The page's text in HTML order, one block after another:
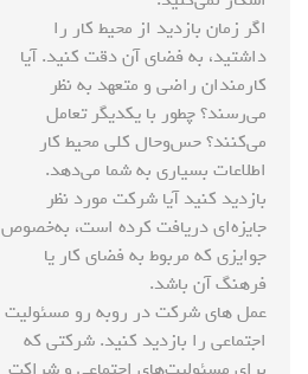
اگر زمان بازدید از محیط کار را
داشتید، به فضای آن دقت کنید. آیا
کارمندان راضی و متعهد به‌ نظر
می‌رسند؟ چطور با یکدیگر تعامل
می‌کنند؟ حس‌وحال کلی محیط کار
اطلاعات بسیاری به شما می‌دهد.
بازدید کنید آیا شرکت مورد نظر
جایزه‌ای دریافت کرده است، به‌خصوص
جوایزی که مربوط به فضای کار یا
فرهنگ آن باشد.
عمل های شرکت در روبه رو مسئولیت
اجتماعی را بازدید کنید. شرکتی که